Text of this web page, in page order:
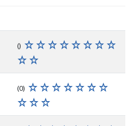
()
(0)